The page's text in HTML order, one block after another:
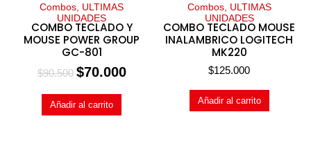
Combos, ULTIMAS
UNIDADES
COMBO TECLADO Y
MOUSE POWER GROUP
GC-801
$90.500 $70.000
Añadir al carrito
Combos, ULTIMAS
UNIDADES
COMBO TECLADO MOUSE
INALAMBRICO LOGITECH
MK220
$125.000
Añadir al carrito